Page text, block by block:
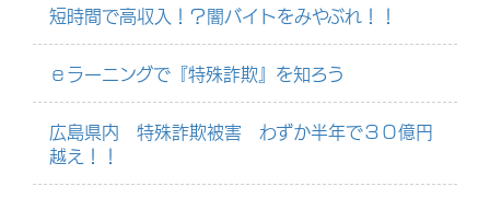
短時間で高収入！？闇バイトをみやぶれ！！
ｅラーニングで『特殊詐欺』を知ろう
広島県内 特殊詐欺被害 わずか半年で３０億円
越え！！